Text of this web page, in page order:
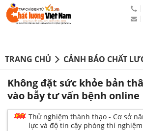
TRANG CHỦ CẢNH BÁO CHẤT
Không đặt sức khỏe bản
vào bẫy tư vấn bệnh online
Thử nghiệm thành thạo - Cơ sở
lực và độ tin cậy phòng thí nghiệm